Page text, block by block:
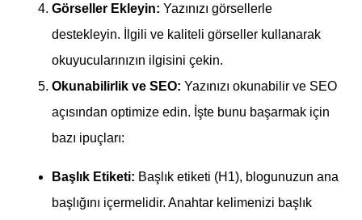
Görseller Ekleyin: Yazınızı görsellerle
destekleyin. İlgili ve kaliteli görseller kullanarak
okuyucularınızın ilgisini çekin.
Okunabilirlik ve SEO: Yazınızı okunabilir ve SEO
açısından optimize edin. İşte bunu başarmak için
bazı ipuçları:
Başlık Etiketi: Başlık etiketi (H1), blogunuzun ana
başlığını içermelidir. Anahtar kelimenizi başlık